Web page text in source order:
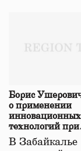
Борис
о применении
инновационных
технологий при
строительстве
в Забайкалье
В Забайкалье